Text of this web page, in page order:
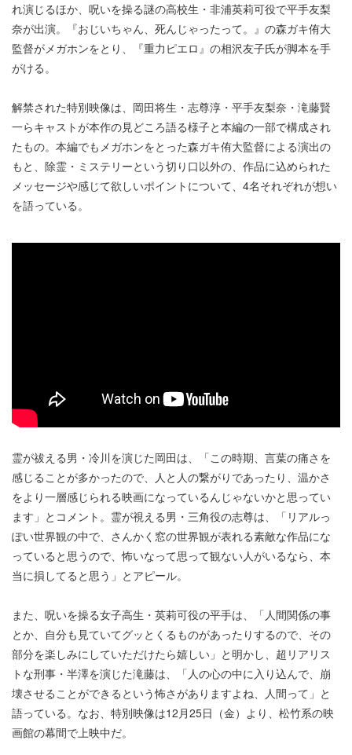
れ演じるほか、呪いを操る謎の高校生・非浦英莉可役で平手友梨
奈が出演。『おじいちゃん、死んじゃったって。』の森ガキ侑大
監督がメガホンをとり、『重力ピエロ』の相沢友子氏が脚本を手
がける。
解禁された特別映像は、岡田将生・志尊淳・平手友梨奈・滝藤賢
一らキャストが本作の見どころ語る様子と本編の一部で構成され
たもの。本編でもメガホンをとった森ガキ侑大監督による演出の
もと、除霊・ミステリーという切り口以外の、作品に込められた
メッセージや感じて欲しいポイントについて、4名それぞれが想い
を語っている。
霊が祓える男・冷川を演じた岡田は、「この時期、言葉の痛さを
感じることが多かったので、人と人の繋がりであったり、温かさ
をより一層感じられる映画になっているんじゃないかと思ってい
ます」とコメント。霊が視える男・三角役の志尊は、「リアルっ
ぽい世界観の中で、さんかく窓の世界観が表れる素敵な作品にな
っていると思うので、怖いなって思って観ない人がいるなら、本
当に損してると思う」とアピール。
また、呪いを操る女子高生・英莉可役の平手は、「人間関係の事
とか、自分も見ていてグッとくるものがあったりするので、その
部分を楽しみにしていただけたら嬉しい」と明かし、超リアリス
トな刑事・半澤を演じた滝藤は、「人の心の中に入り込んで、崩
壊させることができるという怖さがありますよね、人間って」と
語っている。なお、特別映像は12月25日（金）より、松竹系の映
画館の幕間で上映中だ。